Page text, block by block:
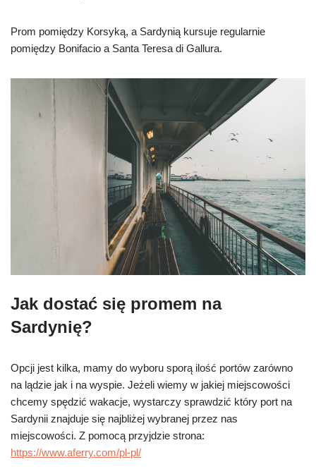
Prom pomiędzy Korsyką, a Sardynią kursuje regularnie
pomiędzy Bonifacio a Santa Teresa di Gallura.
Jak dostać się promem na
Sardynię?
Opcji jest kilka, mamy do wyboru sporą ilość portów zarówno
na lądzie jak i na wyspie. Jeżeli wiemy w jakiej miejscowości
chcemy spędzić wakacje, wystarczy sprawdzić który port na
Sardynii znajduje się najbliżej wybranej przez nas
miejscowości. Z pomocą przyjdzie strona:
https://www.aferry.com/pl-pl/